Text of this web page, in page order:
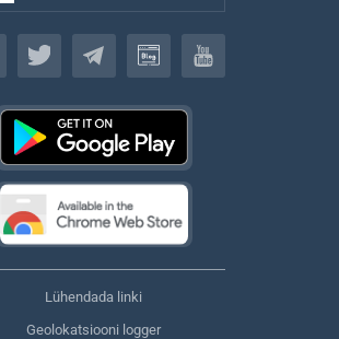
Eesti keel
Lühendada linki
Geolokatsiooni logger